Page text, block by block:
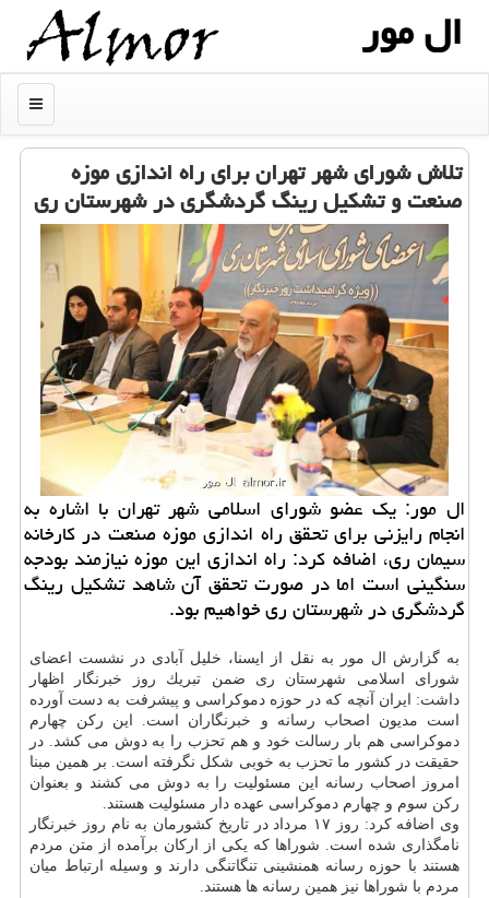
ال مور
منو
تلاش شورای شهر تهران برای راه اندازی موزه
صنعت و تشكیل رینگ گردشگری در شهرستان ری
ال مور: یك عضو شورای اسلامی شهر تهران با اشاره به
انجام رایزنی برای تحقق راه اندازی موزه صنعت در كارخانه
سیمان ری، اضافه كرد: راه اندازی این موزه نیازمند بودجه
سنگینی است اما در صورت تحقق آن شاهد تشكیل رینگ
گردشگری در شهرستان ری خواهیم بود.
به گزارش ال مور به نقل از ایسنا، خلیل آبادی در نشست اعضای
شورای اسلامی شهرستان ری ضمن تبریك روز خبرنگار اظهار
داشت: ایران آنچه كه در حوزه دموكراسی و پیشرفت به دست آورده
است مدیون اصحاب رسانه و خبرنگاران است. این ركن چهارم
دموكراسی هم بار رسالت خود و هم تحزب را به دوش می كشد. در
حقیقت در كشور ما تحزب به خوبی شكل نگرفته است. بر همین مبنا
امروز اصحاب رسانه این مسئولیت را به دوش می كشند و بعنوان
ركن سوم و چهارم دموكراسی عهده دار مسئولیت هستند.
وی اضافه كرد: روز ۱۷ مرداد در تاریخ كشورمان به نام روز خبرنگار
نامگذاری شده است. شوراها كه یكی از اركان برآمده از متن مردم
هستند با حوزه رسانه همنشینی تنگاتنگی دارند و وسیله ارتباط میان
مردم با شوراها نیز همین رسانه ها هستند.